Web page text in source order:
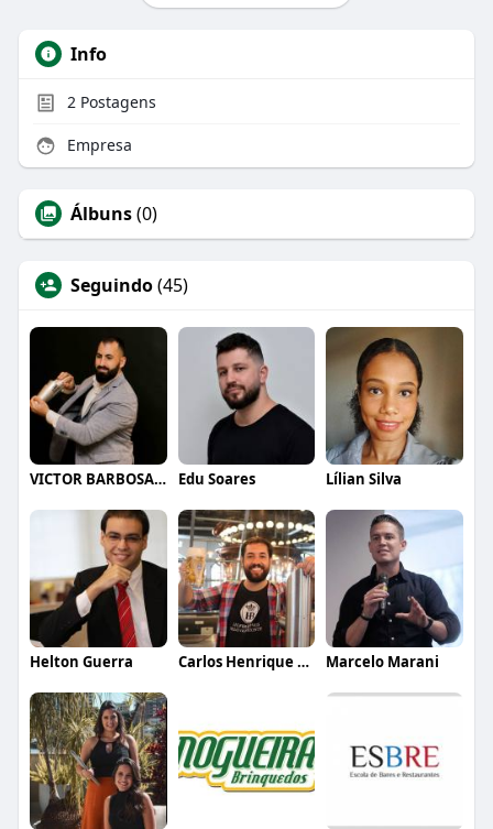
Info
2Postagens
Empresa
Álbuns(0)
Seguindo(45)
VICTOR BARBOSA QUARANTA Edu Soares Lílian Silva
Helton Guerra Carlos Henrique de Faria Vasconcelos Marcelo Marani